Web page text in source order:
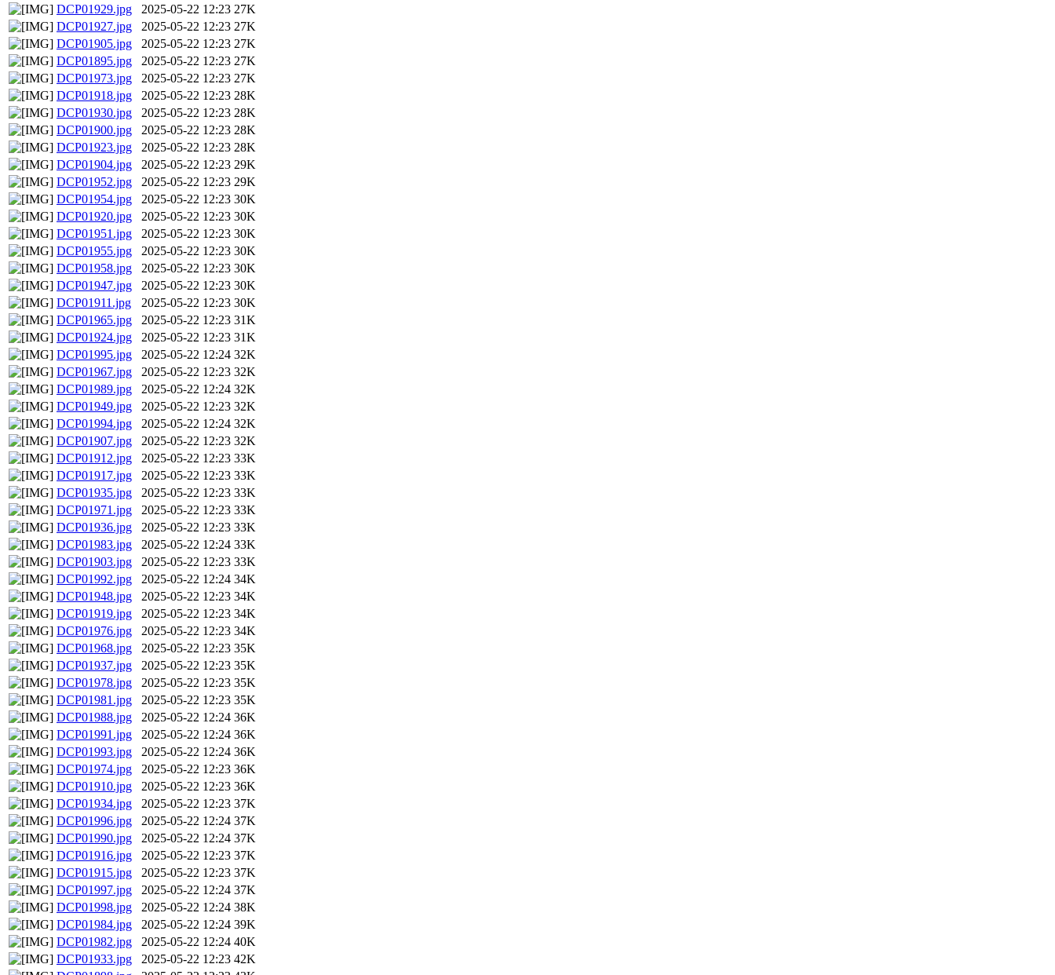
DCP01929.jpg
2025-05-22 12:23 27K
DCP01927.jpg
2025-05-22 12:23 27K
DCP01905.jpg
2025-05-22 12:23 27K
DCP01895.jpg
2025-05-22 12:23 27K
DCP01973.jpg
2025-05-22 12:23 27K
DCP01918.jpg
2025-05-22 12:23 28K
DCP01930.jpg
2025-05-22 12:23 28K
DCP01900.jpg
2025-05-22 12:23 28K
DCP01923.jpg
2025-05-22 12:23 28K
DCP01904.jpg
2025-05-22 12:23 29K
DCP01952.jpg
2025-05-22 12:23 29K
DCP01954.jpg
2025-05-22 12:23 30K
DCP01920.jpg
2025-05-22 12:23 30K
DCP01951.jpg
2025-05-22 12:23 30K
DCP01955.jpg
2025-05-22 12:23 30K
DCP01958.jpg
2025-05-22 12:23 30K
DCP01947.jpg
2025-05-22 12:23 30K
DCP01911.jpg
2025-05-22 12:23 30K
DCP01965.jpg
2025-05-22 12:23 31K
DCP01924.jpg
2025-05-22 12:23 31K
DCP01995.jpg
2025-05-22 12:24 32K
DCP01967.jpg
2025-05-22 12:23 32K
DCP01989.jpg
2025-05-22 12:24 32K
DCP01949.jpg
2025-05-22 12:23 32K
DCP01994.jpg
2025-05-22 12:24 32K
DCP01907.jpg
2025-05-22 12:23 32K
DCP01912.jpg
2025-05-22 12:23 33K
DCP01917.jpg
2025-05-22 12:23 33K
DCP01935.jpg
2025-05-22 12:23 33K
DCP01971.jpg
2025-05-22 12:23 33K
DCP01936.jpg
2025-05-22 12:23 33K
DCP01983.jpg
2025-05-22 12:24 33K
DCP01903.jpg
2025-05-22 12:23 33K
DCP01992.jpg
2025-05-22 12:24 34K
DCP01948.jpg
2025-05-22 12:23 34K
DCP01919.jpg
2025-05-22 12:23 34K
DCP01976.jpg
2025-05-22 12:23 34K
DCP01968.jpg
2025-05-22 12:23 35K
DCP01937.jpg
2025-05-22 12:23 35K
DCP01978.jpg
2025-05-22 12:23 35K
DCP01981.jpg
2025-05-22 12:23 35K
DCP01988.jpg
2025-05-22 12:24 36K
DCP01991.jpg
2025-05-22 12:24 36K
DCP01993.jpg
2025-05-22 12:24 36K
DCP01974.jpg
2025-05-22 12:23 36K
DCP01910.jpg
2025-05-22 12:23 36K
DCP01934.jpg
2025-05-22 12:23 37K
DCP01996.jpg
2025-05-22 12:24 37K
DCP01990.jpg
2025-05-22 12:24 37K
DCP01916.jpg
2025-05-22 12:23 37K
DCP01915.jpg
2025-05-22 12:23 37K
DCP01997.jpg
2025-05-22 12:24 37K
DCP01998.jpg
2025-05-22 12:24 38K
DCP01984.jpg
2025-05-22 12:24 39K
DCP01982.jpg
2025-05-22 12:24 40K
DCP01933.jpg
2025-05-22 12:23 42K